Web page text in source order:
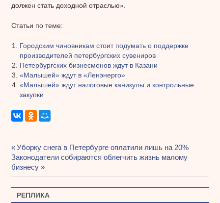
должен стать доходной отраслью».
Статьи по теме:
Городским чиновникам стоит подумать о поддержке
производителей петербургских сувениров
Петербургских бизнесменов ждут в Казани
«Малышей» ждут в «Ленэнерго»
«Малышей» ждут налоговые каникулы и контрольные
закупки
Навигация
по
записям
Предыдущая
запись:
Уборку снега в Петербурге оплатили лишь на 20%
Следующая
запись:
Законодатели собираются облегчить жизнь малому
бизнесу
РЕПЛИКА